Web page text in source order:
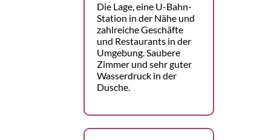
Die Lage, eine U-Bahn-
Station in der Nähe und
zahlreiche Geschäfte
und Restaurants in der
Umgebung. Saubere
Zimmer und sehr guter
Wasserdruck in der
Dusche.